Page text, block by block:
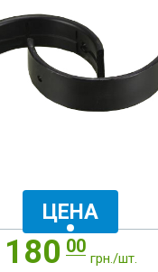
180 00
грн./шт.
ЦЕНА